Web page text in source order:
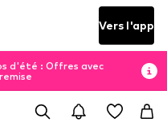
Vers l'app
d'été : Offres avec